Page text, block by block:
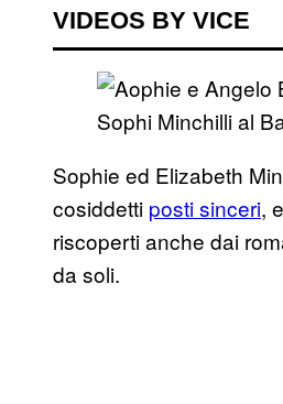
VIDEOS BY VICE
Sophi Minchilli al
Sophie ed Elizabeth
cosiddetti posti sinceri,
riscoperti anche dai
da soli.